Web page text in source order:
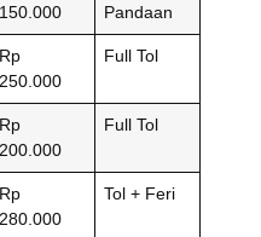
150.000
Pandaan
Rp
250.000
Full Tol
Rp
200.000
Full Tol
Rp
280.000
Tol + Feri